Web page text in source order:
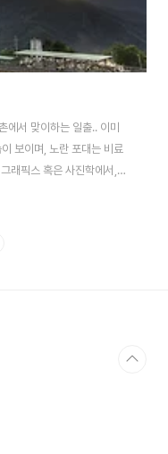
서 맞이하는 일출.. 이미
보이며, 노란 포대는 비료
래픽스 혹은 사진학에서,
Imaging, HDRI)은
인지 이미징은 처음에는 컴